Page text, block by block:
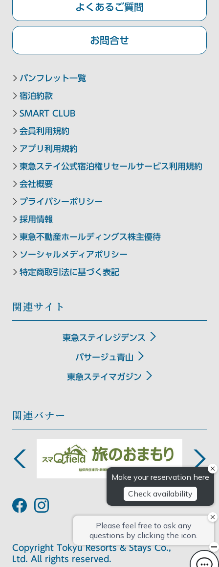
よくあるご質問
お問合せ
パンフレット一覧
宿泊約款
SMART CLUB
会員利用規約
アプリ利用規約
東急ステイ公式宿泊権リセールサービス利用規約
会社概要
プライバシーポリシー
採用情報
東急不動産ホールディングス株主優待
ソーシャルメディアポリシー
特定商取引法に基づく表記
関連サイト
東急ステイレジデンス
パサージュ青山
東急ステイマガジン
関連バナー
Copyright Tokyu Resorts & Stays Co.,
Ltd. All rights reserved.